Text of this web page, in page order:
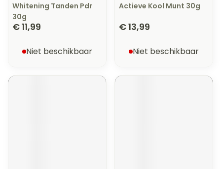
Whitening Tanden Pdr
30g
€ 11,99
Niet beschikbaar
Actieve Kool Munt 30g
€ 13,99
Niet beschikbaar